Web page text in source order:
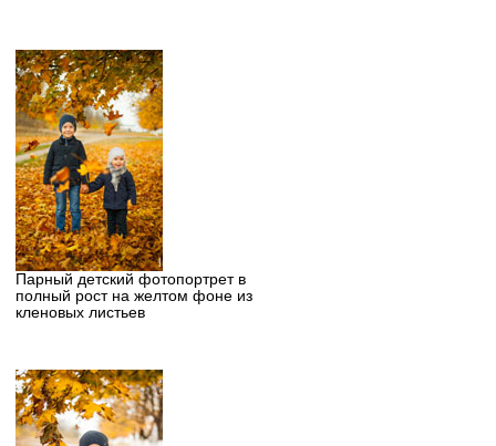
Парный детский фотопортрет в
полный рост на желтом фоне из
кленовых листьев